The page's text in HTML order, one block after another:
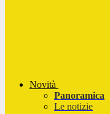
Novità
Panoramica
Le notizie